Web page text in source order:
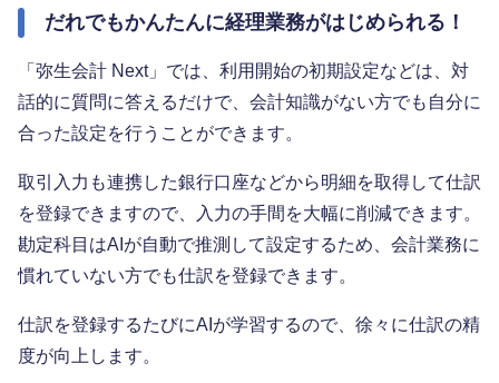
だれでもかんたんに経理業務がはじめられる！
「弥生会計 Next」では、利用開始の初期設定などは、対
話的に質問に答えるだけで、会計知識がない方でも自分に
合った設定を行うことができます。
取引入力も連携した銀行口座などから明細を取得して仕訳
を登録できますので、入力の手間を大幅に削減できます。
勘定科目はAIが自動で推測して設定するため、会計業務に
慣れていない方でも仕訳を登録できます。
仕訳を登録するたびにAIが学習するので、徐々に仕訳の精
度が向上します。